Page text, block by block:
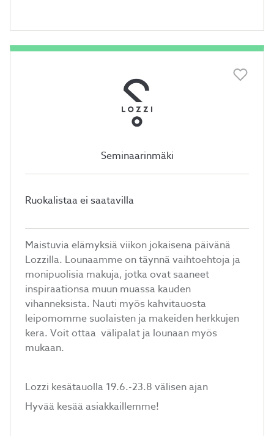
Seminaarinmäki
Ruokalistaa ei saatavilla
Maistuvia elämyksiä viikon jokaisena päivänä
Lozzilla. Lounaamme on täynnä vaihtoehtoja ja
monipuolisia makuja, jotka ovat saaneet
inspiraationsa muun muassa kauden
vihanneksista. Nauti myös kahvitauosta
leipomomme suolaisten ja makeiden herkkujen
kera. Voit ottaa välipalat ja lounaan myös
mukaan.
Lozzi kesätauolla 19.6.-23.8 välisen ajan
Hyvää kesää asiakkaillemme!